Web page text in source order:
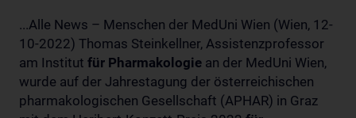
...Alle News – Menschen der MedUni Wien (Wien, 12-
10-2022) Thomas Steinkellner, Assistenzprofessor
am Institut für Pharmakologie an der MedUni Wien,
wurde auf der Jahrestagung der österreichischen
pharmakologischen Gesellschaft (APHAR) in Graz